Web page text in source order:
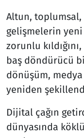
Altun,
gelişmelerin
zorunlu
baş döndürücü
dönüşüm,
yeniden
Dijital çağın
dünyasında